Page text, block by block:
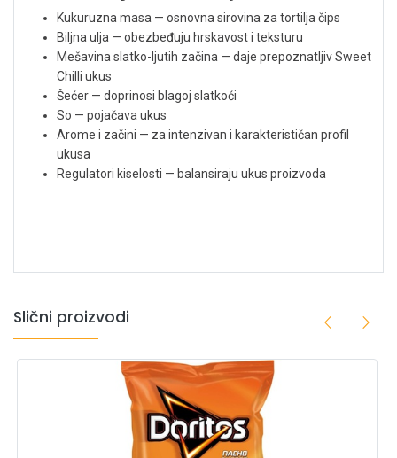
Kukuruzna masa — osnovna sirovina za tortilja čips
Biljna ulja — obezbeđuju hrskavost i teksturu
Mešavina slatko-ljutih začina — daje prepoznatljiv Sweet
Chilli ukus
Šećer — doprinosi blagoj slatkoći
So — pojačava ukus
Arome i začini — za intenzivan i karakterističan profil
ukusa
Regulatori kiselosti — balansiraju ukus proizvoda
Slični proizvodi